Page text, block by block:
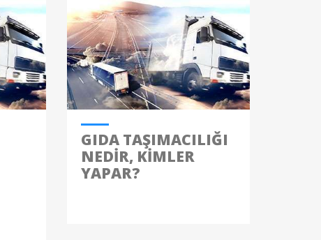
GIDA TAŞIMACILIĞI
NEDIR, KIMLER
YAPAR?